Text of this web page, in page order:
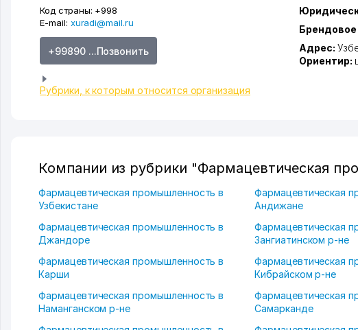
Код страны: +998
E-mail: xuradi@mail.ru
+99890 ...Позвонить
Рубрики, к которым относится организация
Брендовое
Адрес:
Ориентир:
Компании из рубрики "Фармацевтическая
Фармацевтическая промышленность в
Узбекистане
Фармацевтическая
Андижане
Фармацевтическая промышленность в
Джандоре
Фармацевтическая
Зангиатинском р-не
Фармацевтическая промышленность в
Карши
Фармацевтическая
Кибрайском р-не
Фармацевтическая промышленность в
Наманганском р-не
Фармацевтическая
Самарканде